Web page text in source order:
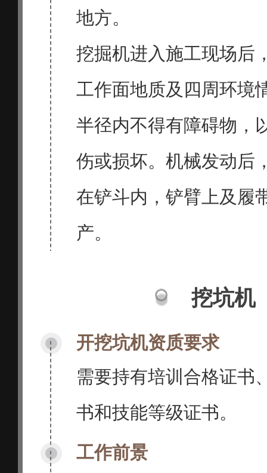
地方。
挖掘机进入施工现场后
工作面地质及四周环境
半径内不得有障碍物，
伤或损坏。机械发动后
在铲斗内，铲臂上及履
产。
挖坑机
开挖坑机资质要求
需要持有培训合格证书
书和技能等级证书。
工作前景